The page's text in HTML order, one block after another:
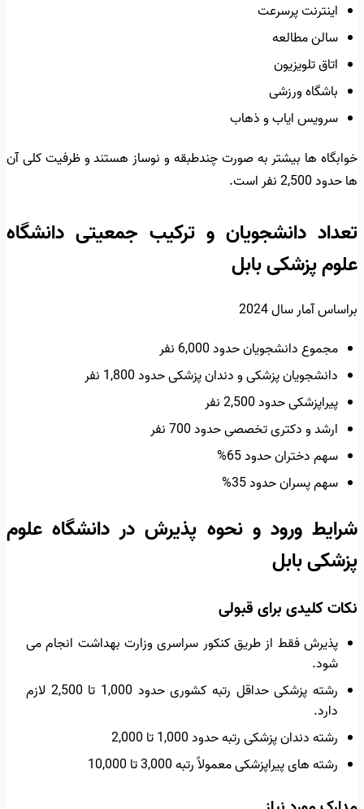
اینترنت پرسرعت
سالن مطالعه
اتاق تلویزیون
باشگاه ورزشی
سرویس ایاب و ذهاب
خوابگاه ها بیشتر به صورت چندطبقه و نوساز هستند و ظرفیت کلی آن
ها حدود 2,500 نفر است.
تعداد دانشجویان و ترکیب جمعیتی دانشگاه
علوم پزشکی بابل
براساس آمار سال 2024
مجموع دانشجویان حدود 6,000 نفر
دانشجویان پزشکی و دندان پزشکی حدود 1,800 نفر
پیراپزشکی حدود 2,500 نفر
ارشد و دکتری تخصصی حدود 700 نفر
سهم دختران حدود 65%
سهم پسران حدود 35%
شرایط ورود و نحوه پذیرش در دانشگاه علوم
پزشکی بابل
نکات کلیدی برای قبولی
پذیرش فقط از طریق کنکور سراسری وزارت بهداشت انجام می
شود.
رشته پزشکی حداقل رتبه کشوری حدود 1,000 تا 2,500 لازم
دارد.
رشته دندان پزشکی رتبه حدود 1,000 تا 2,000
رشته های پیراپزشکی معمولاً رتبه 3,000 تا 10,000